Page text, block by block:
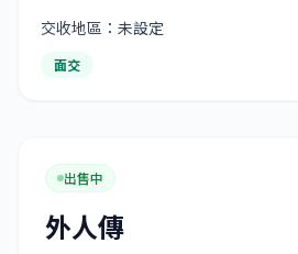
交收地區：未設定
面交
出售中
外人傳